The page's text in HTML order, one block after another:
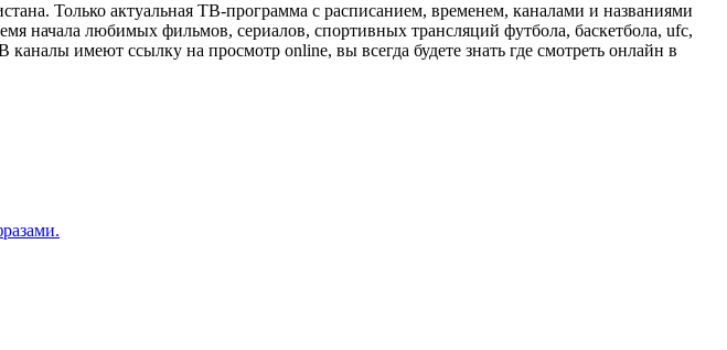
Только актуальная ТВ-программа с расписанием, временем, каналами и названиями
начала любимых фильмов, сериалов, спортивных трансляций футбола, баскетбола, ufc,
имеют ссылку на просмотр online, вы всегда будете знать где смотреть онлайн в